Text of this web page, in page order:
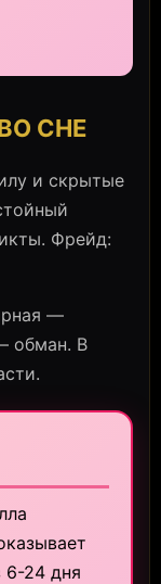
СНЕ
и скрытые
Фрейд:
—
обман. В
6-24 дня